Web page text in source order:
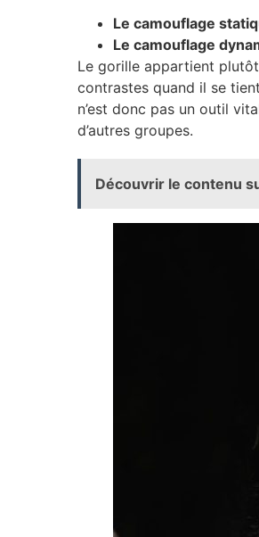
Le camouflage
Le camouflage
Le gorille appartient
contrastes quand il se
n’est donc pas un outil
d’autres groupes.
Découvrir le contenu